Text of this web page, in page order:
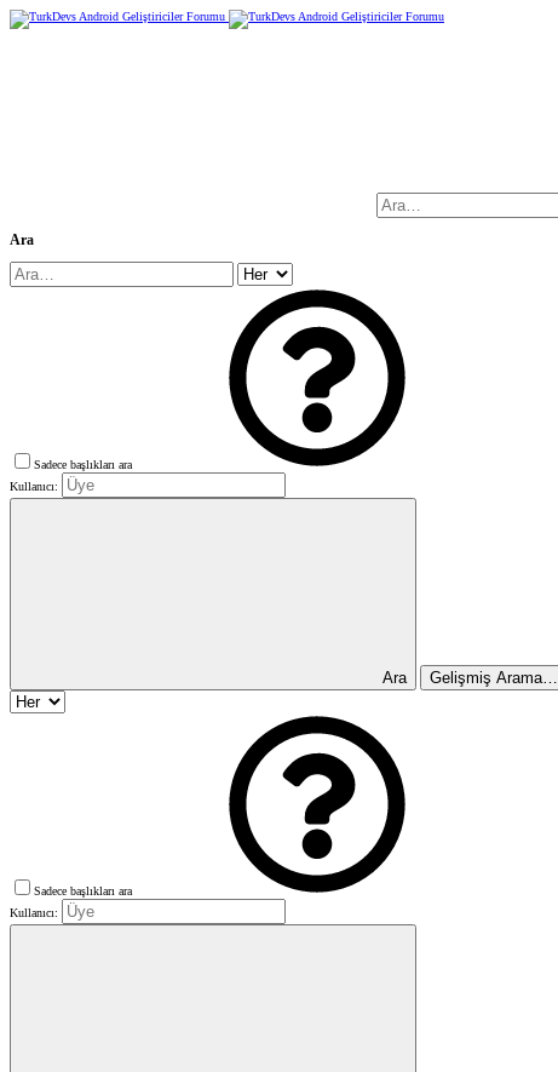
Ara
Sadece başlıkları ara
Kullanıcı:
Ara Gelişmiş Arama…
Sadece başlıkları ara
Kullanıcı: